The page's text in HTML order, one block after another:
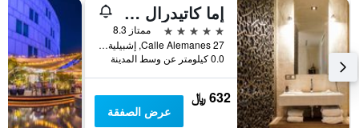
إما كاتيدرال ميرسر هوتل
5 نجوم
ممتاز 8.3
Calle Alemanes 27, إشبيلية, منطقة أندلوسيا, أسبانيا
0.0 كيلومتر عن وسط المدينة
632 ﷼
عرض الصفقة